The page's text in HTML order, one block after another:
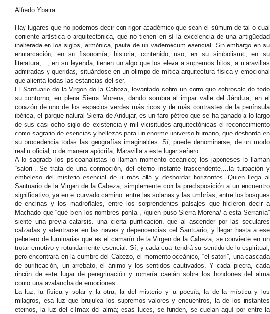
Alfredo Ybarra
Hay lugares que no podemos decir con rigor académico que sean el súmum de tal o cual
corriente artística o arquitectónica, que no tienen en sí la excelencia de una antigüedad
inalterada en los siglos, armónica, pauta de un vademécum esencial. Sin embargo en su
enmarcación, en su fisonomía, historia, contenido, uso; en su simbolismo, en su
literatura,…, en su leyenda, tienen un algo que los eleva a supremos hitos, a maravillas
admiradas y queridas, situándose en un olimpo de mítica arquitectura física y emocional
que alienta todas las estancias del ser.
El Santuario de la Virgen de la Cabeza, levantado sobre un cerro que sobresale de todo
su contorno, en plena Sierra Morena, dando sombra al impar valle del Jándula, en el
corazón de uno de los espacios verdes más ricos y de más contrastes de la península
ibérica, el parque natural Sierra de Andujar, es un faro pétreo que se ha ganado a lo largo
de sus casi ocho siglo de existencia y mil vicisitudes arquitectónicas el reconocimiento
como sagrario de esencias y bellezas para un enorme universo humano, que desborda en
su procedencia todas las geografías imaginables. Sí, puede denominarse, de un modo
real u oficial, o de manera apócrifa, Maravilla a este lugar señero.
A lo sagrado los psicoanalistas lo llaman momento oceánico; los japoneses lo llaman
“satori”. Se trata de una conmoción, del eterno instante trascendente,…la turbación y
embeleso del misterio esencial de ir más allá y desbordar horizontes. Quien llega al
Santuario de la Virgen de la Cabeza, simplemente con la predisposición a un encuentro
significativo, ya en el curvado camino, entre las solanas y las umbrías, entre los bosques
de encinas y los madroñales, entre los sorprendentes paisajes que hicieron decir a
Machado que “qué bien los nombres ponía , /quien puso Sierra Morena/ a esta Serranía”
siente una previa catarsis, una cierta purificación, que al ascender por las seculares
calzadas y adentrarse en las naves y dependencias del Santuario, y llegar hasta a ese
pebetero de luminarias que es el camarín de la Virgen de la Cabeza, se convierte en un
trotar emotivo y rotundamente esencial. Sí, y cada cual tendrá su sentido de lo espiritual,
pero encontrará en la cumbre del Cabezo, el momento oceánico, “el satori”, una cascada
de purificación, un arrebato, el ánimo y los sentidos cautivados. Y cada piedra, cada
rincón de este lugar de peregrinación y romería caerán sobre los hondones del alma
como una avalancha de emociones.
La luz, la física y solar y la otra, la del misterio y la poesía, la de la mística y los
milagros, esa luz que brujulea los supremos valores y encuentros, la de los instantes
eternos, la luz del clímax del alma; esas luces, se funden, se cuelan aquí por entre la